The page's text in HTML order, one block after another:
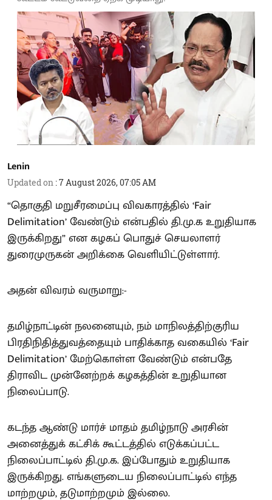
Lenin
Updated on :7 August 2026, 07:05 AM
“தொகுதி மறுசீரமைப்பு விவகாரத்தில் ‘Fair
Delimitation’ வேண்டும் என்பதில் தி.மு.க உறுதியாக
இருக்கிறது” என கழகப் பொதுச் செயலாளர்
துரைமுருகன் அறிக்கை வெளியிட்டுள்ளார்.
அதன் விவரம் வருமாறு:-
தமிழ்நாட்டின் நலனையும், நம் மாநிலத்திற்குரிய
பிரதிநிதித்துவத்தையும் பாதிக்காத வகையில் ‘Fair
Delimitation’ மேற்கொள்ள வேண்டும் என்பதே
திராவிட முன்னேற்றக் கழகத்தின் உறுதியான
நிலைப்பாடு.
கடந்த ஆண்டு மார்ச் மாதம் தமிழ்நாடு அரசின்
அனைத்துக் கட்சிக் கூட்டத்தில் எடுக்கப்பட்ட
நிலைப்பாட்டில் தி.மு.க. இப்போதும் உறுதியாக
இருக்கிறது. எங்களுடைய நிலைப்பாட்டில் எந்த
மாற்றமும், தடுமாற்றமும் இல்லை.